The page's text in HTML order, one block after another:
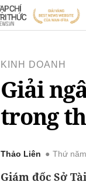
KINH DOANH
Giải
trong
Thảo Liên Thứ
Giám đốc Sở